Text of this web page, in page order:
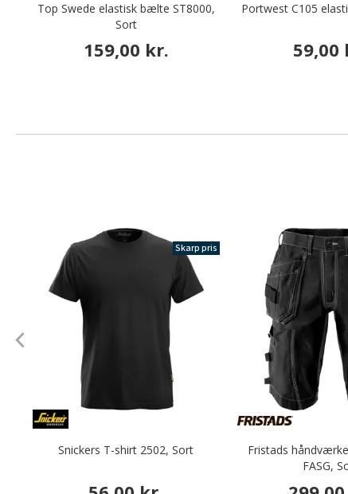
Top Swede elastisk bælte ST8000,
Sort
159,00 kr.
Portwest C105
59,00
Skarp pris
Snickers T-shirt 2502, Sort
Fristads
FASG,